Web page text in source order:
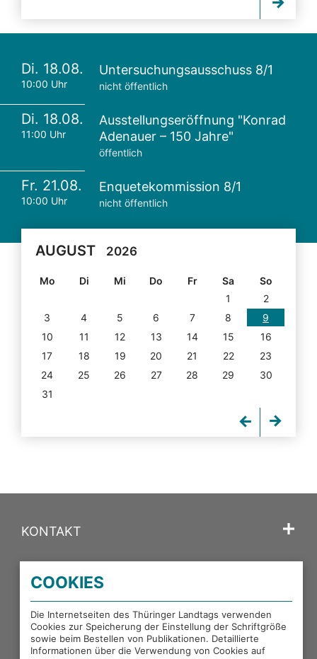
Di. 18.08.
10:00 Uhr
Untersuchungsausschuss 8/1
nicht öffentlich
Di. 18.08.
11:00 Uhr
Ausstellungseröffnung "Konrad
Adenauer – 150 Jahre"
öffentlich
Fr. 21.08.
10:00 Uhr
Enquetekommission 8/1
nicht öffentlich
AUGUST 2026
Mo Di Mi Do Fr Sa
So
1
2
3
4 5 6 7 8
9
10
11 12 13 14 15
16
17
18 19 20 21 22
23
24
25 26 27 28 29
30
31
KONTAKT
PORTALE DES THÜRINGER LANDTAGS
EXTERNE LINKS
COOKIES
Die Internetseiten des Thüringer Landtags verwenden
Cookies zur Speicherung der Einstellung der Schriftgröße
sowie beim Bestellen von Publikationen. Detaillierte
Informationen über die Verwendung von Cookies auf